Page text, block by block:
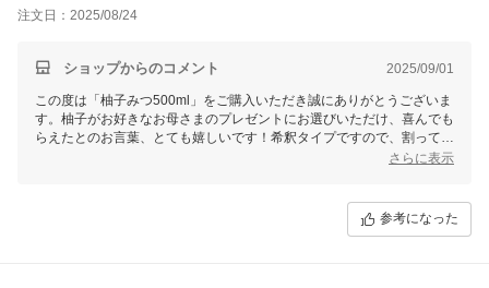
注文日：2025/08/24
ショップからのコメント 2025/09/01
この度は「柚子みつ500ml」をご購入いただき誠にありがとうございま
す。柚子がお好きなお母さまのプレゼントにお選びいただけ、喜んでも
らえたとのお言葉、とても嬉しいです！希釈タイプですので、割って飲
むほか、お料理などにもご活用いただけますと幸いでございます。これ
さらに表示
参考になった